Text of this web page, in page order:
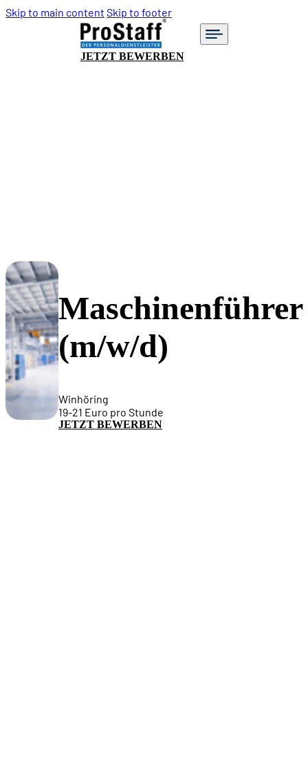
Skip to main content Skip to footer
JETZT BEWERBEN
Maschinenführer
(m/w/d)
Winhöring
19-21 Euro pro Stunde
JETZT BEWERBEN